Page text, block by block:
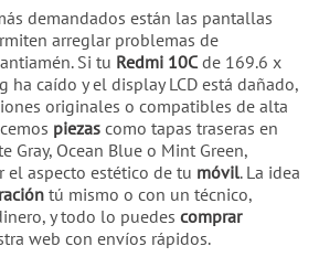
demandados están las pantallas
arreglar problemas de
Si tu Redmi 10Cde 169.6 x
ha caído y el display LCD está dañado,
originales o compatibles de alta
piezas como tapas traseras en
Gray, Ocean Blue o Mint Green,
el aspecto estético de tu móvil. La idea
tú mismo o con un técnico,
y todo lo puedes comprar
web con envíos rápidos.